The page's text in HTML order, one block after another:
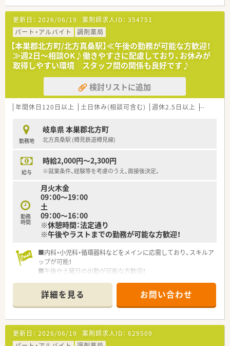
更新日： 2026/06/19 薬剤師求人ID： 354751
パート・アルバイト
調剤薬局
【本巣郡北方町/北方真桑駅】≪午後の勤務が可能な方歓迎！
≫週2日～相談OK♪働きやすさに配慮しており、お休みが
取得しやすい環境 スタッフ間の関係も良好です♪
検討リストに追加
年間休日120日以上 土日休み(相談可含む) 週休2.5日以上 新卒可
勤務地
岐阜県 本巣郡北方町
北方真桑駅 (樽見鉄道樽見線)
給与
時給2,000円～2,300円
※就業条件、経験等を考慮のうえ、面接後決定。
勤務
時間
月火木金
09：00～19：00
土
09：00～16：00
※休憩時間：法定通り
※午後やラストまでの勤務が可能な方歓迎！
■内科・小児科・循環器科などをメインに応需しており、スキルア
ップが可能！
■午後や土曜日の出勤が可能な方歓迎！
＼ こんな会社です ／
■昭和55年に開局し、
長らく地域の皆様に愛され続けている薬局です。
■各店舗、メインに応需している科目が違うため、
ご希望により様々な店舗を経験することも可能です。
詳細を見る お問い合わせ
更新日： 2026/06/19 薬剤師求人ID： 629509